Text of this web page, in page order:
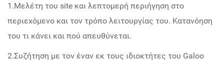
1.Μελέτη του site και λεπτομερή περιήγηση στο
περιεχόμενο και τον τρόπο λειτουργίας του. Κατανόηση
του τι κάνει και πού απευθύνεται.
2.Συζήτηση με τον έναν εκ τους ιδιοκτήτες του Galoo